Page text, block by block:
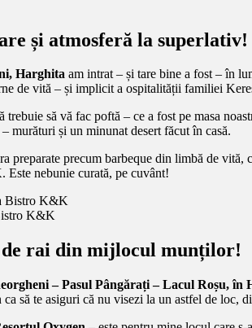
și atmosferă la superlativ!
Harghita am intrat – și tare bine a fost – în
de vită – și implicit a ospitalității familiei
să vă fac poftă – ce a fost pe masa
murături și un minunat desert făcut în casă.
preparate precum barbeque din limbă de
nebunie curată, pe cuvânt!
K&K
de rai din mijlocul munților!
– Pasul Pângărați – Lacul Roșu, în
să te asiguri că nu visezi la un astfel de